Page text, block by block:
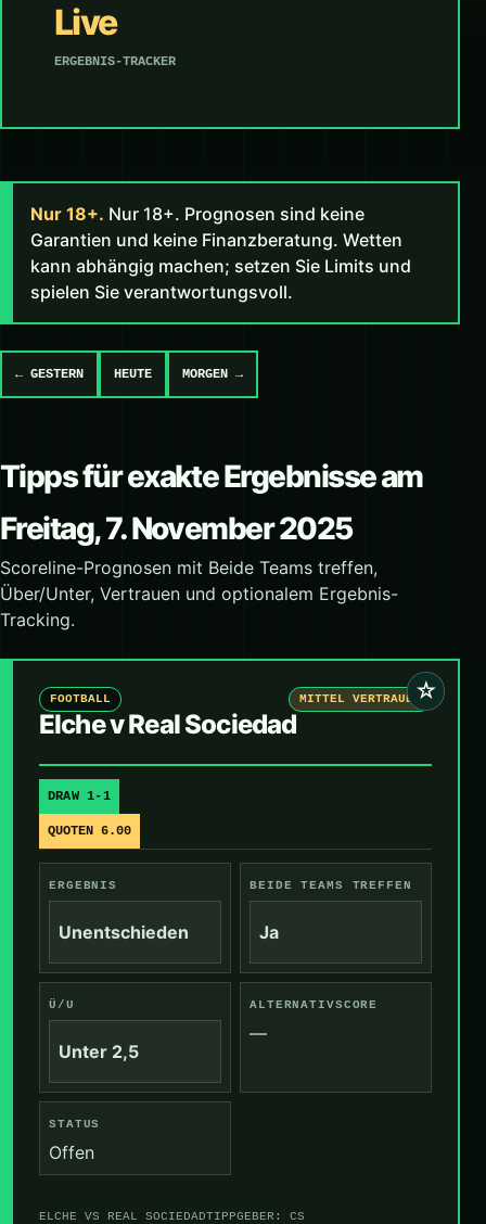
Live
ERGEBNIS-TRACKER
Nur 18+. Nur 18+. Prognosen sind keine
Garantien und keine Finanzberatung. Wetten
kann abhängig machen; setzen Sie Limits und
spielen Sie verantwortungsvoll.
← GESTERN HEUTE MORGEN →
Tipps für exakte Ergebnisse am
Freitag, 7. November 2025
Scoreline-Prognosen mit Beide Teams treffen,
Über/Unter, Vertrauen und optionalem Ergebnis-
Tracking.
☆
FOOTBALL MITTEL VERTRAUEN
Elche v Real Sociedad
DRAW 1-1
QUOTEN 6.00
ERGEBNIS
Unentschieden
BEIDE TEAMS TREFFEN
Ja
Ü/U
Unter 2,5
ALTERNATIVSCORE
—
STATUS
Offen
ELCHE VS REAL SOCIEDADTIPPGEBER: CS